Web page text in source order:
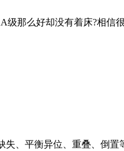
那么好却没有着床?相信
、平衡异位、重叠、倒